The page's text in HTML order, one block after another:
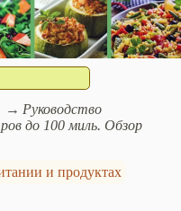
Руководство
до 100 миль. Обзор
и продуктах